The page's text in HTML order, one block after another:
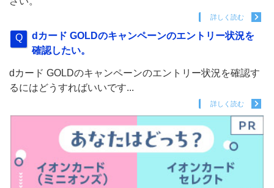
詳しく読む
dカード GOLDのキャンペーンのエントリー状況を
確認したい。
dカード GOLDのキャンペーンのエントリー状況を確認す
るにはどうすればいいです...
詳しく読む